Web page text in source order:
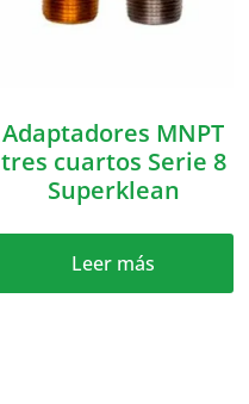
Adaptadores MNPT
tres cuartos Serie 8
Superklean
Leer más